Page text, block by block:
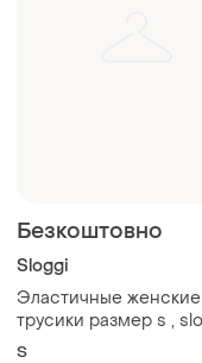
Безкоштовно
Sloggi
Эластичные женские
трусики размер s , sloggi,-
подарок
S